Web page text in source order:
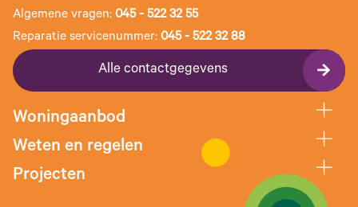
Algemene vragen: 045 - 522 32 55
Reparatie servicenummer: 045 - 522 32 88
Alle contactgegevens
Woningaanbod
Weten en regelen
Projecten